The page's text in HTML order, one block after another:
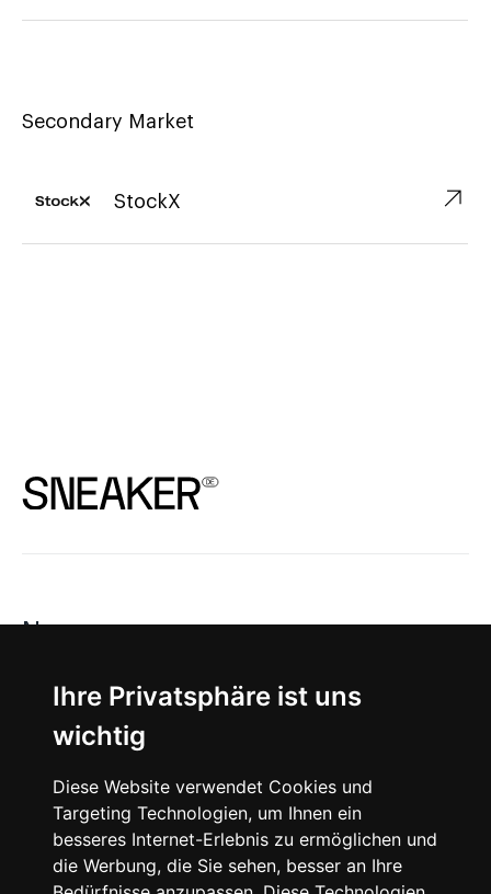
Ihre Privatsphäre ist uns
wichtig
Diese Website verwendet Cookies und
Targeting Technologien, um Ihnen ein
besseres Internet-Erlebnis zu ermöglichen und
die Werbung, die Sie sehen, besser an Ihre
Secondary Market
StockX ↗︎
News
About
Instagram
Facebook